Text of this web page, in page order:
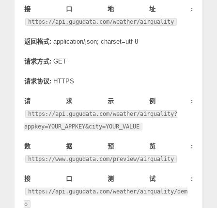
接口地址:
https://api.gugudata.com/weather/airquality
返回格式: application/json; charset=utf-8
请求方式: GET
请求协议: HTTPS
请求示例:
https://api.gugudata.com/weather/airquality?
appkey=YOUR_APPKEY&city=YOUR_VALUE
数据预览:
https://www.gugudata.com/preview/airquality
接口测试:
https://api.gugudata.com/weather/airquality/dem
o